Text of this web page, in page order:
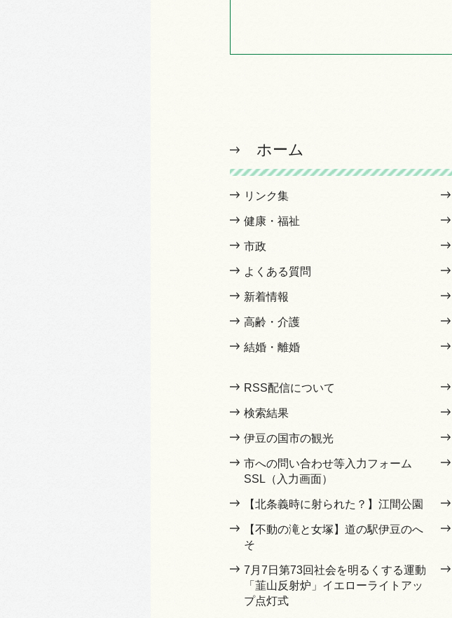
ホーム
リンク集
健康・福祉
市政
よくある質問
新着情報
高齢・介護
結婚・離婚
RSS配信について
検索結果
伊豆の国市の観光
市への問い合わせ等入力フォーム
SSL（入力画面）
【北条義時に射られた？】江間公園
【不動の滝と女塚】道の駅伊豆のへ
そ
7月7日第73回社会を明るくする運動
「韮山反射炉」イエローライトアッ
プ点灯式